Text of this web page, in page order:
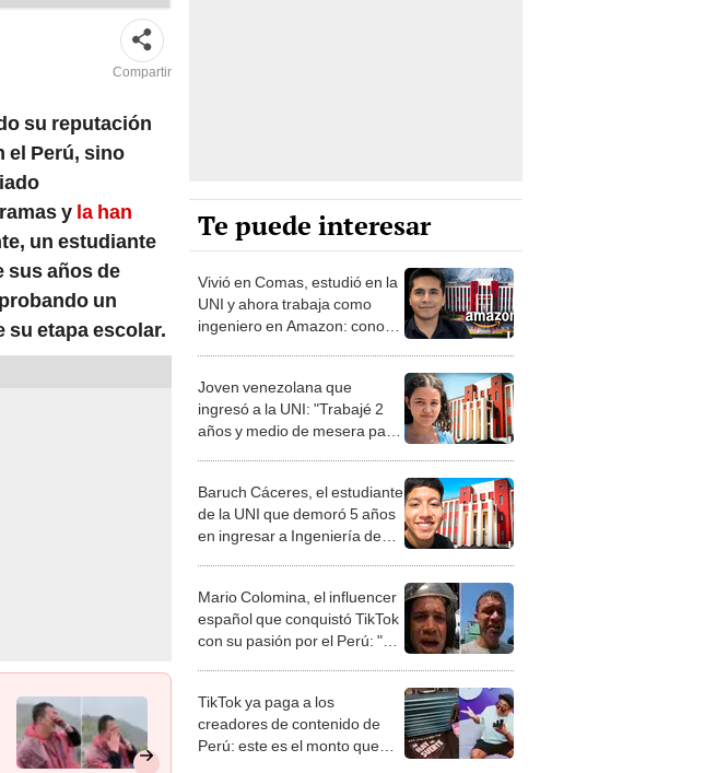
Compartir
su reputación
el Perú, sino
y la han
un estudiante
sus años de
un
etapa escolar.
Te puede interesar
Vivió en Comas, estudió en la
UNI y ahora trabaja como
ingeniero en Amazon: conoce
Joven venezolana que
ingresó a la UNI: "Trabajé 2
años y medio de mesera para
Baruch Cáceres, el estudiante
de la UNI que demoró 5 años
en ingresar a Ingeniería de
Mario Colomina, el influencer
español que conquistó TikTok
con su pasión por el Perú: "Mi
TikTok ya paga a los
creadores de contenido de
Perú: este es el monto que